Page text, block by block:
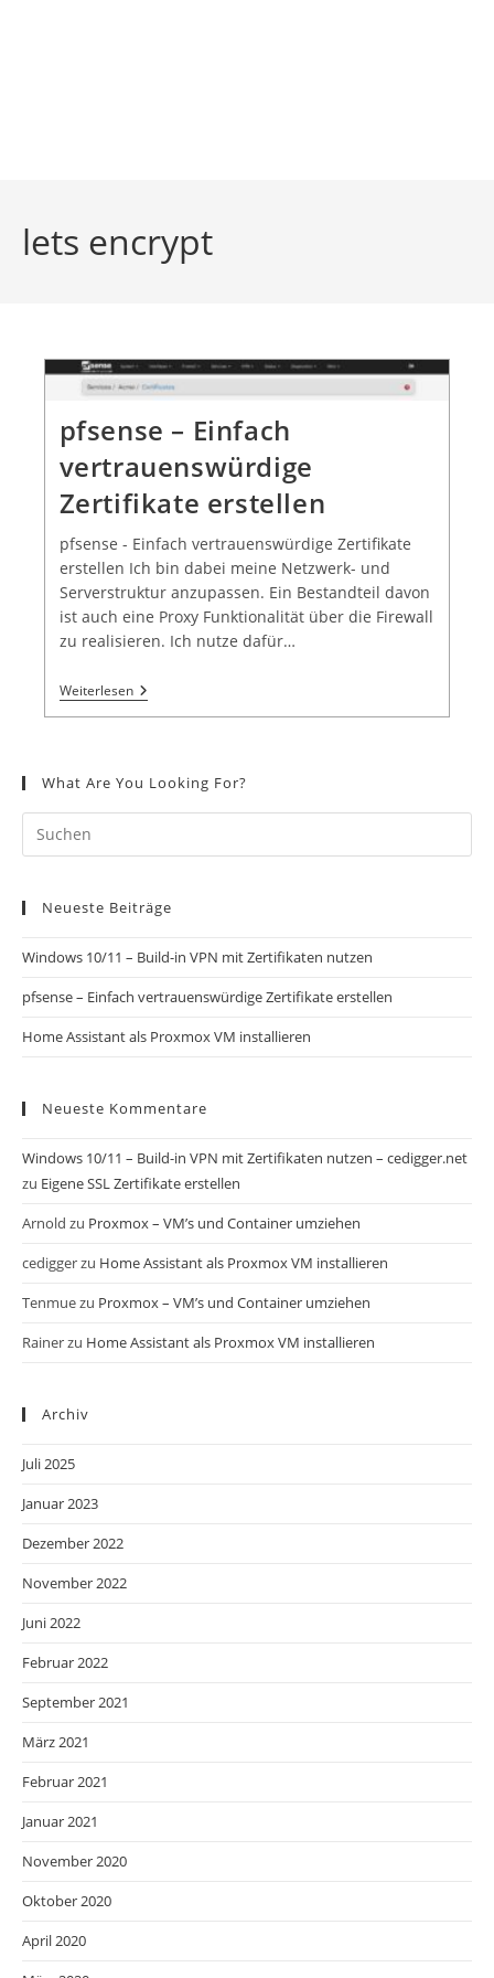
lets encrypt
pfsense – Einfach
vertrauenswürdige
Zertifikate erstellen
pfsense - Einfach vertrauenswürdige Zertifikate
erstellen Ich bin dabei meine Netzwerk- und
Serverstruktur anzupassen. Ein Bestandteil davon
ist auch eine Proxy Funktionalität über die Firewall
zu realisieren. Ich nutze dafür…
Weiterlesen
What Are You Looking For?
Neueste Beiträge
Windows 10/11 – Build-in VPN mit Zertifikaten nutzen
pfsense – Einfach vertrauenswürdige Zertifikate erstellen
Home Assistant als Proxmox VM installieren
Neueste Kommentare
Windows 10/11 – Build-in VPN mit Zertifikaten nutzen – cedigger.net
zu Eigene SSL Zertifikate erstellen
Arnold zu Proxmox – VM’s und Container umziehen
cediggerzu Home Assistant als Proxmox VM installieren
Tenmuezu Proxmox – VM’s und Container umziehen
Rainerzu Home Assistant als Proxmox VM installieren
Archiv
Juli 2025
Januar 2023
Dezember 2022
November 2022
Juni 2022
Februar 2022
September 2021
März 2021
Februar 2021
Januar 2021
November 2020
Oktober 2020
April 2020